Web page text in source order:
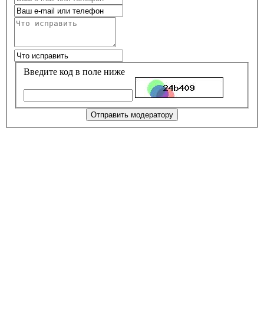
Введите код в поле ниже
Отправить модератору